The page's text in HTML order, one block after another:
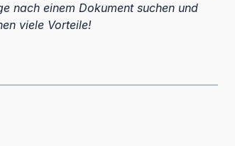
nach einem Dokument suchen und
viele Vorteile!